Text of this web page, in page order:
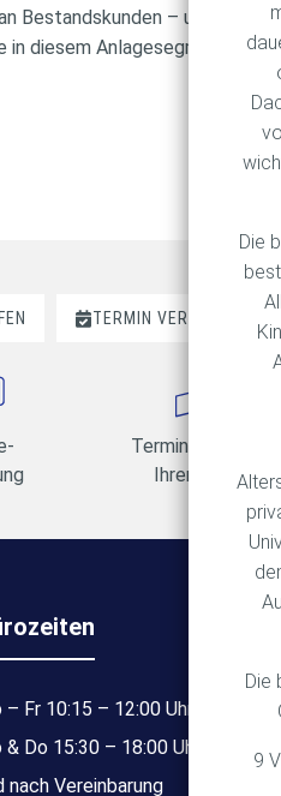
Bestandskunden – und auf
in diesem Anlagesegment
Die
Die
9
TERMIN VEREINBAREN
Termine am Ort
Ihrer Wahl
– Fr 10:15 – 12:00 Uhr
& Do 15:30 – 18:00 Uhr
nach Vereinbarung